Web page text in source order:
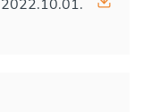
2022.10.01.